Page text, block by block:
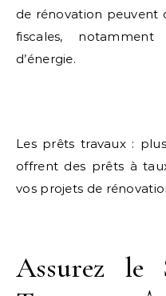
de rénovation peuvent
fiscales,
d’énergie.
Les prêts travaux :
offrent des prêts à
vos projets de
Assurez le